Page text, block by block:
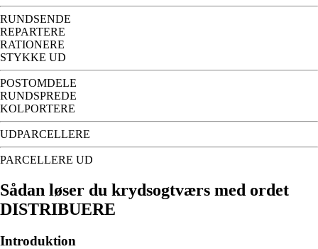
RUNDSENDE
REPARTERE
RATIONERE
STYKKE UD
POSTOMDELE
RUNDSPREDE
KOLPORTERE
UDPARCELLERE
PARCELLERE UD
Sådan løser du krydsogtværs med ordet
DISTRIBUERE
Introduktion